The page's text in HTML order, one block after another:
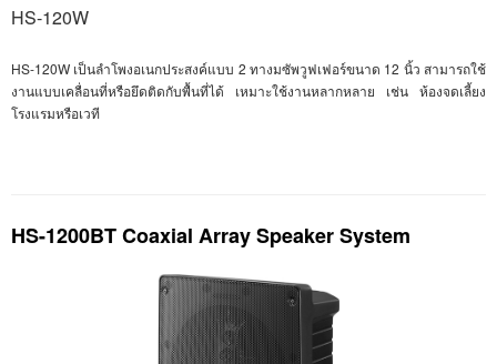
HS-120W
HS-120W เป็นลำโพงอเนกประสงค์แบบ 2 ทางมซัพวูฟเฟอร์ขนาด 12 นิ้ว สามารถใช้
งานแบบเคลื่อนที่หรือยึดติดกับพื้นที่ได้ เหมาะใช้งานหลากหลาย เช่น ห้องจดเลี้ยง
โรงแรมหรือเวที
HS-1200BT Coaxial Array Speaker System